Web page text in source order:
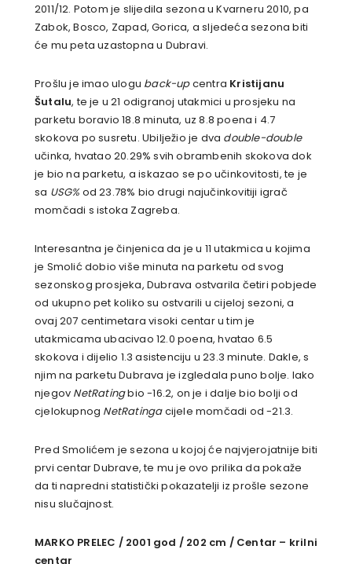
2011/12. Potom je slijedila sezona u Kvarneru 2010, pa
Zabok, Bosco, Zapad, Gorica, a sljedeća sezona biti
će mu peta uzastopna u Dubravi.
Prošlu je imao ulogu back-upcentra Kristijanu
Šutalu, te je u 21 odigranoj utakmici u prosjeku na
parketu boravio 18.8 minuta, uz 8.8 poena i 4.7
skokova po susretu. Ubilježio je dva double-double
učinka, hvatao 20.29% svih obrambenih skokova dok
je bio na parketu, a iskazao se po učinkovitosti, te je
sa USG% od 23.78% bio drugi najučinkovitiji igrač
momčadi s istoka Zagreba.
Interesantna je činjenica da je u 11 utakmica u kojima
je Smolić dobio više minuta na parketu od svog
sezonskog prosjeka, Dubrava ostvarila četiri pobjede
od ukupno pet koliko su ostvarili u cijeloj sezoni, a
ovaj 207 centimetara visoki centar u tim je
utakmicama ubacivao 12.0 poena, hvatao 6.5
skokova i dijelio 1.3 asistenciju u 23.3 minute. Dakle, s
njim na parketu Dubrava je izgledala puno bolje. Iako
njegov NetRatingbio -16.2, on je i dalje bio bolji od
cjelokupnog NetRatingacijele momčadi od -21.3.
Pred Smolićem je sezona u kojoj će najvjerojatnije biti
prvi centar Dubrave, te mu je ovo prilika da pokaže
da ti napredni statistički pokazatelji iz prošle sezone
nisu slučajnost.
MARKO PRELEC / 2001 god / 202 cm / Centar – krilni
centar